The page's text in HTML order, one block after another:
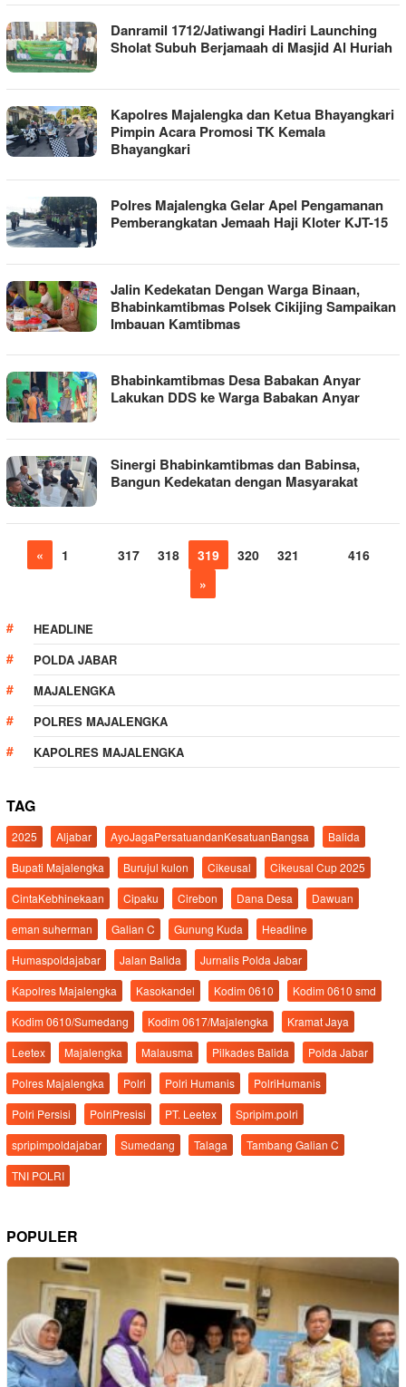
Danramil 1712/Jatiwangi Hadiri Launching
Sholat Subuh Berjamaah di Masjid Al Huriah
Kapolres Majalengka dan Ketua Bhayangkari
Pimpin Acara Promosi TK Kemala
Bhayangkari
Polres Majalengka Gelar Apel Pengamanan
Pemberangkatan Jemaah Haji Kloter KJT-15
Jalin Kedekatan Dengan Warga Binaan,
Bhabinkamtibmas Polsek Cikijing Sampaikan
Imbauan Kamtibmas
Bhabinkamtibmas Desa Babakan Anyar
Lakukan DDS ke Warga Babakan Anyar
Sinergi Bhabinkamtibmas dan Babinsa,
Bangun Kedekatan dengan Masyarakat
« 1 317 318 319 320 321
416
»
HEADLINE
POLDA JABAR
MAJALENGKA
POLRES MAJALENGKA
KAPOLRES MAJALENGKA
TAG
2025 Aljabar AyoJagaPersatuandanKesatuanBangsa
Balida
Bupati Majalengka
Burujul kulon Cikeusal
Cikeusal Cup 2025
CintaKebhinekaan
Cipaku Cirebon Dana Desa
Dawuan
eman suherman
Galian C Gunung Kuda
Headline
Humaspoldajabar
Jalan Balida
Jurnalis Polda Jabar
Kapolres Majalengka
Kasokandel Kodim 0610
Kodim 0610 smd
Kodim 0610/Sumedang
Kodim 0617/Majalengka
Kramat Jaya
Leetex
Majalengka Malausma Pilkades Balida
Polda Jabar
Polres Majalengka
Polri Polri Humanis
PolriHumanis
Polri Persisi
PolriPresisi PT. Leetex
Spripim.polri
spripimpoldajabar
Sumedang Talaga
Tambang Galian C
TNI POLRI
POPULER